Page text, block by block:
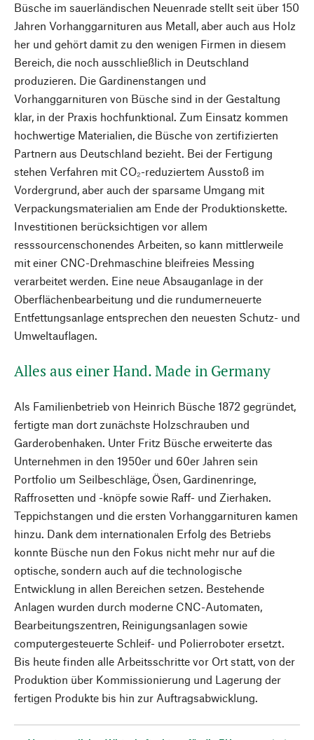
Büsche im sauerländischen Neuenrade stellt seit über 150
Jahren Vorhanggarnituren aus Metall, aber auch aus Holz
her und gehört damit zu den wenigen Firmen in diesem
Bereich, die noch ausschließlich in Deutschland
produzieren. Die Gardinenstangen und
Vorhanggarnituren von Büsche sind in der Gestaltung
klar, in der Praxis hochfunktional. Zum Einsatz kommen
hochwertige Materialien, die Büsche von zertifizierten
Partnern aus Deutschland bezieht. Bei der Fertigung
stehen Verfahren mit CO₂-reduziertem Ausstoß im
Vordergrund, aber auch der sparsame Umgang mit
Verpackungsmaterialien am Ende der Produktionskette.
Investitionen berücksichtigen vor allem
resssourcenschonendes Arbeiten, so kann mittlerweile
mit einer CNC-Drehmaschine bleifreies Messing
verarbeitet werden. Eine neue Absauganlage in der
Oberflächenbearbeitung und die rundumerneuerte
Entfettungsanlage entsprechen den neuesten Schutz- und
Umweltauflagen.
Alles aus einer Hand. Made in Germany
Als Familienbetrieb von Heinrich Büsche 1872 gegründet,
fertigte man dort zunächste Holzschrauben und
Garderobenhaken. Unter Fritz Büsche erweiterte das
Unternehmen in den 1950er und 60er Jahren sein
Portfolio um Seilbeschläge, Ösen, Gardinenringe,
Raffrosetten und -knöpfe sowie Raff- und Zierhaken.
Teppichstangen und die ersten Vorhanggarnituren kamen
hinzu. Dank dem internationalen Erfolg des Betriebs
konnte Büsche nun den Fokus nicht mehr nur auf die
optische, sondern auch auf die technologische
Entwicklung in allen Bereichen setzen. Bestehende
Anlagen wurden durch moderne CNC-Automaten,
Bearbeitungszentren, Reinigungsanlagen sowie
computergesteuerte Schleif- und Polierroboter ersetzt.
Bis heute finden alle Arbeitsschritte vor Ort statt, von der
Produktion über Kommissionierung und Lagerung der
fertigen Produkte bis hin zur Auftragsabwicklung.